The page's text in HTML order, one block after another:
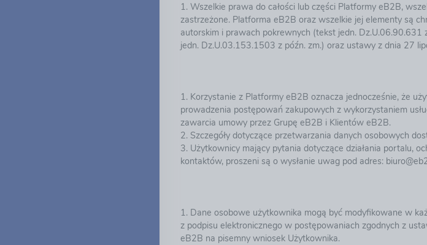
1. Wszelkie prawa do całości lub części Platformy eB2B,
zastrzeżone. Platforma eB2B oraz wszelkie jej elementy są
autorskim i prawach pokrewnych (tekst jedn.
jedn. Dz.U.03.153.1503 z późn. zm.) oraz ustawy z dnia 27
1. Korzystanie z Platformy eB2B oznacza jednocześnie, że
prowadzenia postępowań zakupowych z wykorzystaniem
zawarcia umowy przez Grupę eB2B i Klientów eB2B.
2. Szczegóły dotyczące przetwarzania danych osobowych
3. Użytkownicy mający pytania dotyczące działania portalu,
kontaktów, proszeni są o wysłanie uwag pod adres:
1. Dane osobowe użytkownika mogą być modyfikowane w
z podpisu elektronicznego w postępowaniach zgodnych z
eB2B na pisemny wniosek Użytkownika.